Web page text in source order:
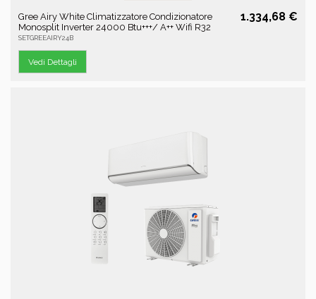
Gree Airy White Climatizzatore Condizionatore
Monosplit Inverter 24000 Btu+++/ A++ Wifi R32
SETGREEAIRY24B
1.334,68 €
Vedi Dettagli